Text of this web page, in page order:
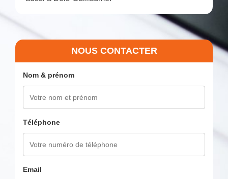
NOUS CONTACTER
Nom & prénom
Téléphone
Email